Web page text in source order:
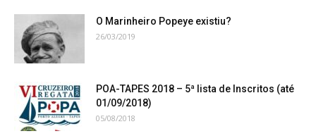
O Marinheiro Popeye existiu?
26/03/2019
POA-TAPES 2018 – 5ª lista de Inscritos (até
01/09/2018)
05/08/2018